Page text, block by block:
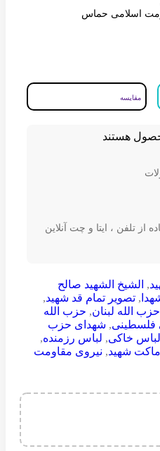
اسلامی حماس
مقایسه
هستند
از تلفن ، ایتا و چت آنلاین
, الشیخ الشهید صالح
, تصویر تمام قد شهید,
الله لبنان, حزب الله
فلسطینی, شهدای حزب
لباس خاکی, لباس رزمنده,
ماکت شهید, نیروی مقاومت